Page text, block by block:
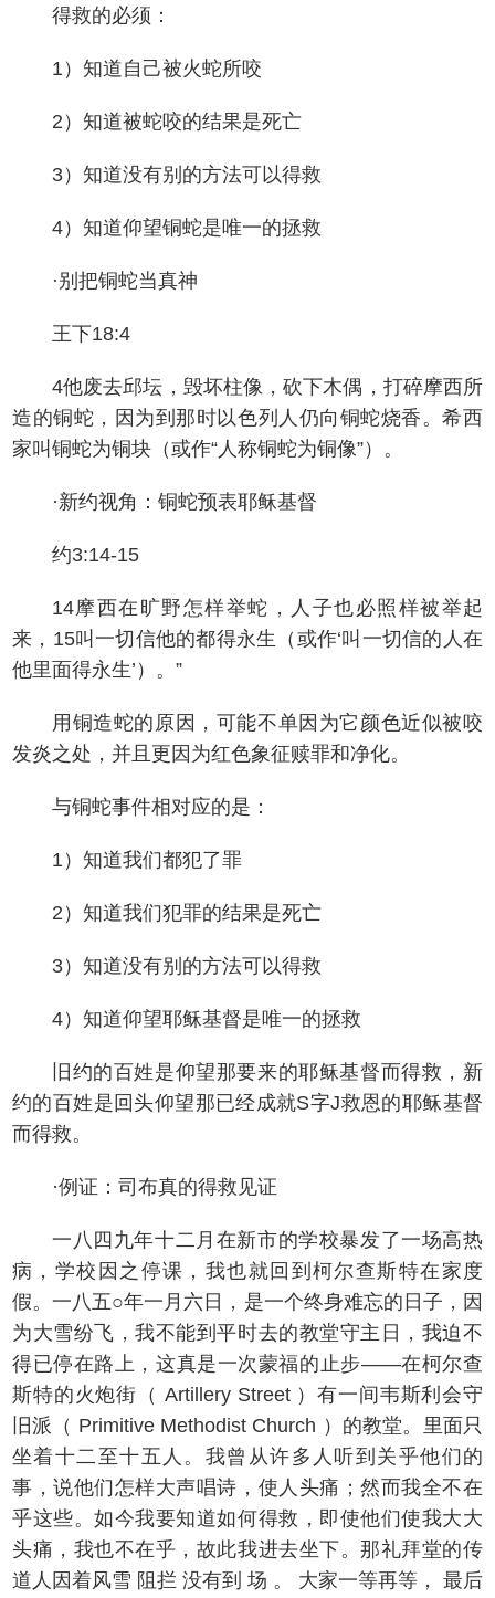
得救的必须：
1）知道自己被火蛇所咬
2）知道被蛇咬的结果是死亡
3）知道没有别的方法可以得救
4）知道仰望铜蛇是唯一的拯救
·别把铜蛇当真神
王下18:4
4他废去邱坛，毁坏柱像，砍下木偶，打碎摩西所
造的铜蛇，因为到那时以色列人仍向铜蛇烧香。希西
家叫铜蛇为铜块（或作“人称铜蛇为铜像”）。
·新约视角：铜蛇预表耶稣基督
约3:14-15
14摩西在旷野怎样举蛇，人子也必照样被举起
来，15叫一切信他的都得永生（或作‘叫一切信的人在
他里面得永生’）。”
用铜造蛇的原因，可能不单因为它颜色近似被咬
发炎之处，并且更因为红色象征赎罪和净化。
与铜蛇事件相对应的是：
1）知道我们都犯了罪
2）知道我们犯罪的结果是死亡
3）知道没有别的方法可以得救
4）知道仰望耶稣基督是唯一的拯救
旧约的百姓是仰望那要来的耶稣基督而得救，新
约的百姓是回头仰望那已经成就S字J救恩的耶稣基督
而得救。
·例证：司布真的得救见证
一八四九年十二月在新市的学校暴发了一场高热
病，学校因之停课，我也就回到柯尔查斯特在家度
假。一八五○年一月六日，是一个终身难忘的日子，因
为大雪纷飞，我不能到平时去的教堂守主日，我迫不
得已停在路上，这真是一次蒙福的止步——在柯尔查
斯特的火炮街（ Artillery Street ）有一间韦斯利会守
旧派（ Primitive Methodist Church ）的教堂。里面只
坐着十二至十五人。我曾从许多人听到关乎他们的
事，说他们怎样大声唱诗，使人头痛；然而我全不在
乎这些。如今我要知道如何得救，即使他们使我大大
头痛，我也不在乎，故此我进去坐下。那礼拜堂的传
道人因着风雪 阻拦 没有到 场 。 大家一等再等， 最后